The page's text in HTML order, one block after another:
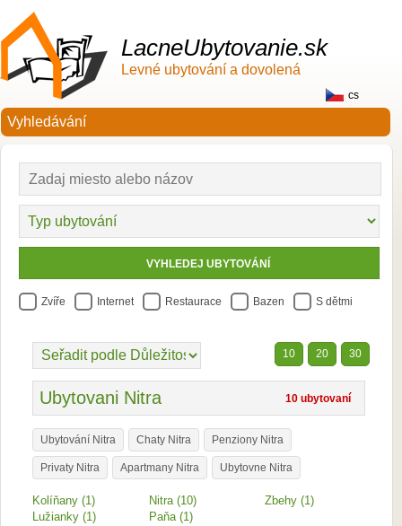
LacneUbytovanie.sk
Levné ubytování a dovolená
cs
Zvíře Internet Restaurace Bazen S dětmi
10 20 30
10 ubytovaní
Ubytovani Nitra
Ubytování Nitra Chaty Nitra Penziony Nitra
Privaty Nitra Apartmany Nitra Ubytovne Nitra
Kolíňany (1)
Lužianky (1)
Nitra (10)
Paňa (1)
Zbehy (1)